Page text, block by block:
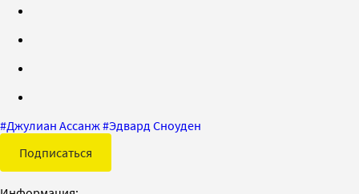
#Джулиан Ассанж#Эдвард Сноуден
Подписаться